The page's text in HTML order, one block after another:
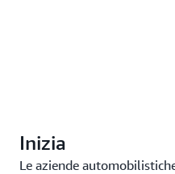
Inizia
Le aziende